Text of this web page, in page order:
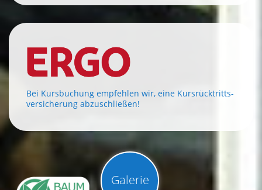
Bei Kursbuchung empfehlen wir, eine Kursrücktritts-
versicherung abzuschließen!
Galerie